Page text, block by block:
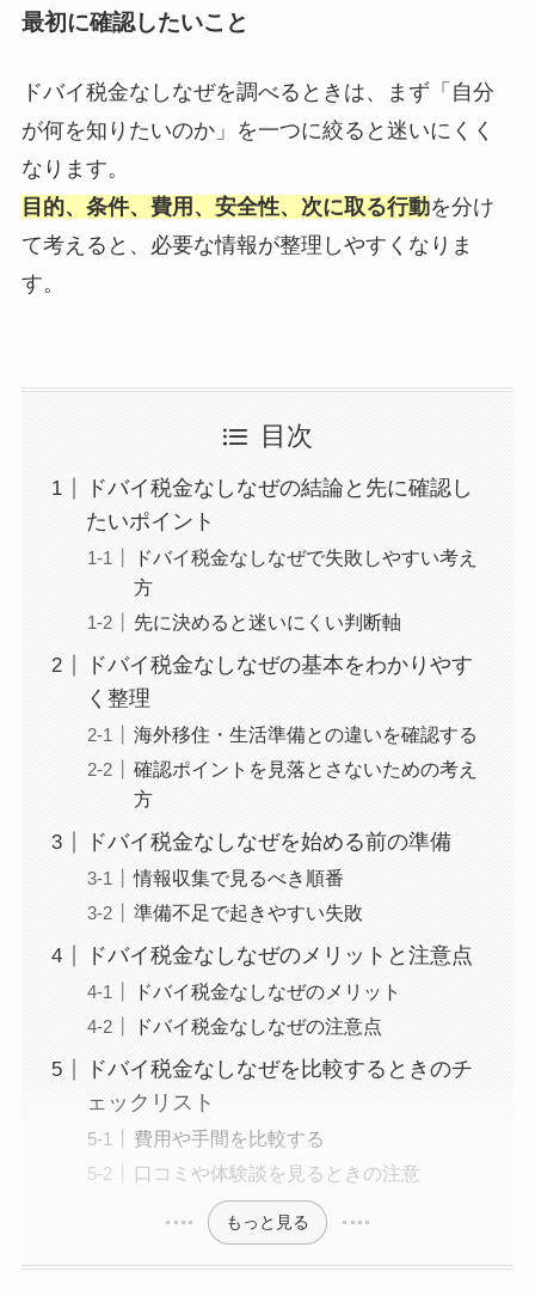
最初に確認したいこと
ドバイ税金なしなぜを調べるときは、まず「自分
が何を知りたいのか」を一つに絞ると迷いにくく
なります。
目的、条件、費用、安全性、次に取る行動を分け
て考えると、必要な情報が整理しやすくなりま
す。
目次
ドバイ税金なしなぜの結論と先に確認し
たいポイント
ドバイ税金なしなぜで失敗しやすい考え
方
先に決めると迷いにくい判断軸
ドバイ税金なしなぜの基本をわかりやす
く整理
海外移住・生活準備との違いを確認する
確認ポイントを見落とさないための考え
方
ドバイ税金なしなぜを始める前の準備
情報収集で見るべき順番
準備不足で起きやすい失敗
ドバイ税金なしなぜのメリットと注意点
ドバイ税金なしなぜのメリット
ドバイ税金なしなぜの注意点
ドバイ税金なしなぜを比較するときのチ
ェックリスト
費用や手間を比較する
口コミや体験談を見るときの注意
もっと見る